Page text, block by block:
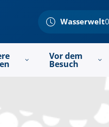
Wasserwelt
Vor dem
Besuch